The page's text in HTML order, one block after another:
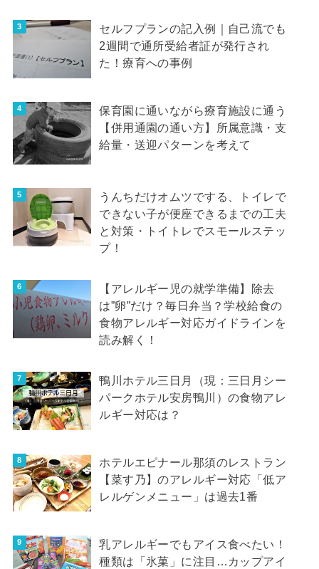
セルフプランの記入例｜自己流でも
2週間で通所受給者証が発行され
た！療育への事例
保育園に通いながら療育施設に通う
【併用通園の通い方】所属意識・支
給量・送迎パターンを考えて
うんちだけオムツでする、トイレで
できない子が便座できるまでの工夫
と対策・トイトレでスモールステッ
プ！
【アレルギー児の就学準備】除去
は”卵”だけ？毎日弁当？学校給食の
食物アレルギー対応ガイドラインを
読み解く！
鴨川ホテル三日月（現：三日月シー
パークホテル安房鴨川）の食物アレ
ルギー対応は？
ホテルエピナール那須のレストラン
【菜す乃】のアレルギー対応「低ア
レルゲンメニュー」は過去1番
乳アレルギーでもアイス食べたい！
種類は「氷菓」に注目…カップアイ